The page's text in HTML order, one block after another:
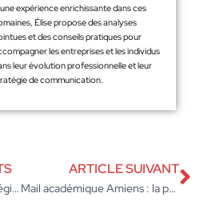
expérience enrichissante dans ces
Élise propose des analyses
et des conseils pratiques pour
les entreprises et les individus
leur évolution professionnelle et leur
de communication.
Investir en nom propre : le régime direct ou la SCI, que choisir ?
ARTICLE SUIVANT
Mail académique Amiens : la procédure efficace pour accéder à votre messagerie